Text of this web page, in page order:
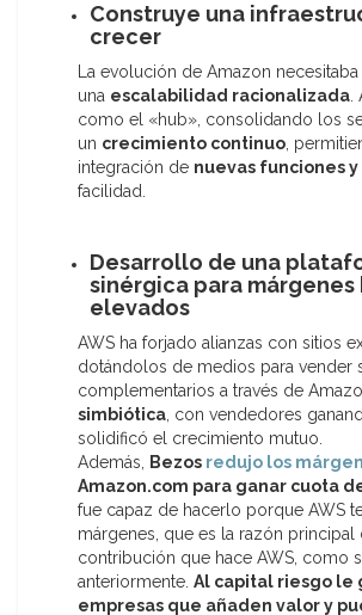
Construye una
crecer
La evolución de Amazon
una escalabilidad racionalizada.
como el «hub», consolidando los
un crecimiento continuo,
integración de nuevas funciones
facilidad.
Desarrollo de una
sinérgica para márgenes
elevados
AWS ha forjado alianzas con sitios
dotándolos de medios para vender
complementarios a través de
simbiótica, con vendedores
solidificó el crecimiento mutuo.
Además, Bezos redujo los
Amazon.com para ganar cuota
fue capaz de hacerlo porque AWS
márgenes, que es la razón principal
contribución que hace AWS, como
anteriormente. Al capital riesgo le
empresas que añaden valor y